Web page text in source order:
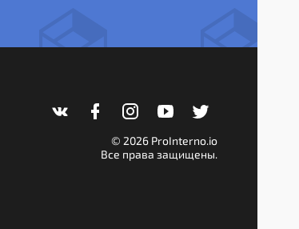
© 2026 ProInterno.io
Все права защищены.